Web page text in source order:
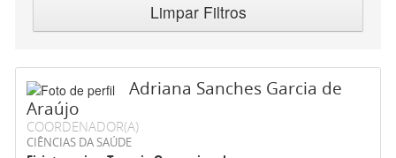
Limpar Filtros
Adriana Sanches Garcia de
Araújo
COORDENADOR(A)
CIÊNCIAS DA SAÚDE